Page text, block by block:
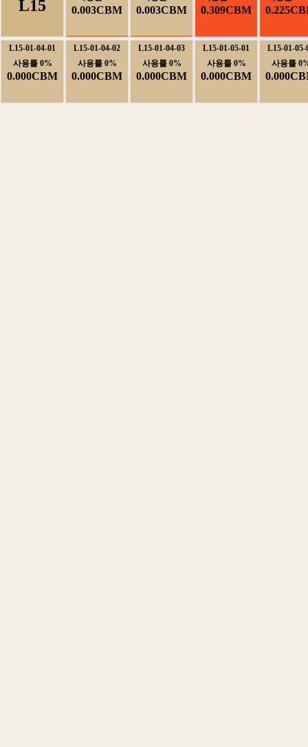
L15 0.003CBM 0.003CBM 0.309CBM
L15-01-04-01
사용률0%
0.000CBM
L15-01-04-02
사용률0%
0.000CBM
L15-01-04-03
사용률0%
0.000CBM
L15-01-05-01
사용률0%
0.000CBM
L15-01-05-
사용률